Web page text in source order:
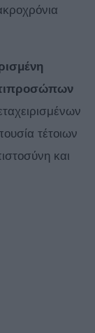
τέτοιων
και